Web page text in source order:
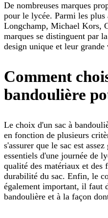
De nombreuses marques
pour le lycée. Parmi les plus
Longchamp, Michael Kors,
marques se distinguent par
design unique et leur grande
Comment
bandoulière
Le choix d'un sac à
en fonction de plusieurs
s'assurer que le sac est
essentiels d'une journée de
qualité des matériaux et des
durabilité du sac. Enfin, le
également important, il faut
bandoulière et à la façon